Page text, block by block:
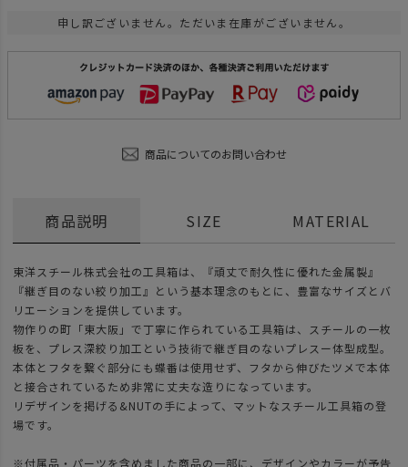
申し訳ございません。ただいま在庫がございません。
商品についてのお問い合わせ
商品説明
東洋スチール株式会社の工具箱は、『頑丈で耐久性に優れた金属製』
『継ぎ目のない絞り加工』という基本理念のもとに、豊富なサイズとバ
リエーションを提供しています。
物作りの町「東大阪」で丁寧に作られている工具箱は、スチールの一枚
板を、プレス深絞り加工という技術で継ぎ目のないプレスー体型成型。
本体とフタを繋ぐ部分にも蝶番は使用せず、フタから伸びたツメで本体
と接合されているため非常に丈夫な造りになっています。
リデザインを掲げる&NUTの手によって、マットなスチール工具箱の登
場です。
※付属品・パーツを含めました商品の一部に、デザインやカラーが予告
SIZE MATERIAL